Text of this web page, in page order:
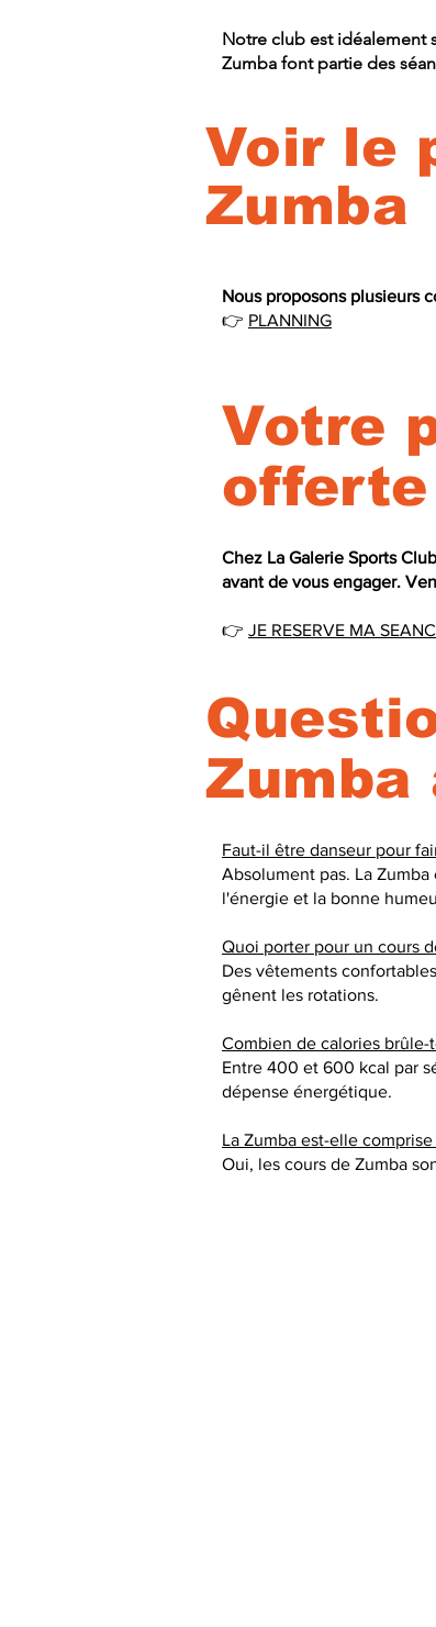
Notre club est idéalement
Zumba font partie des
Voir le
Zumba
Nous proposons plusieurs
👉 PLANNING
Votre
offerte
Chez La Galerie Sports
avant de vous engager.
👉 JE RESERVE MA
Zumba
Faut-il être danseur pour
Absolument pas. La
l'énergie et la bonne
Quoi porter pour un cours
Des vêtements
gênent les rotations.
Combien de calories brûle-
Entre 400 et 600 kcal par
dépense énergétique.
La Zumba est-elle
Oui, les cours de Zumba